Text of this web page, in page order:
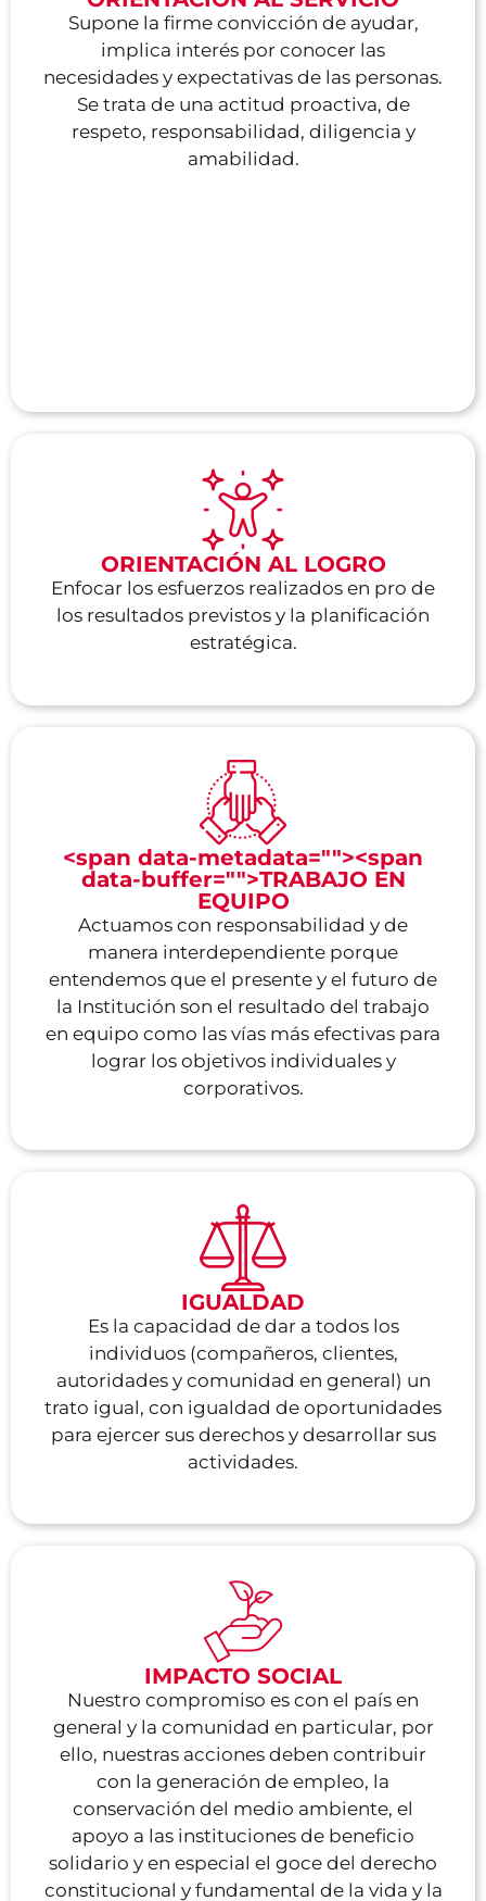
Supone la firme convicción de ayudar,
implica interés por conocer las
necesidades y expectativas de las personas.
Se trata de una actitud proactiva, de
respeto, responsabilidad, diligencia y
amabilidad.
ORIENTACIÓN AL LOGRO
Enfocar los esfuerzos realizados en pro de
los resultados previstos y la planificación
estratégica.
<span data-metadata=""><span
data-buffer="">TRABAJO EN
EQUIPO
Actuamos con responsabilidad y de
manera interdependiente porque
entendemos que el presente y el futuro de
la Institución son el resultado del trabajo
en equipo como las vías más efectivas para
lograr los objetivos individuales y
corporativos.
IGUALDAD
Es la capacidad de dar a todos los
individuos (compañeros, clientes,
autoridades y comunidad en general) un
trato igual, con igualdad de oportunidades
para ejercer sus derechos y desarrollar sus
actividades.
IMPACTO SOCIAL
Nuestro compromiso es con el país en
general y la comunidad en particular, por
ello, nuestras acciones deben contribuir
con la generación de empleo, la
conservación del medio ambiente, el
apoyo a las instituciones de beneficio
solidario y en especial el goce del derecho
constitucional y fundamental de la vida y la
INTEGRIDAD
Hacer
con
CONFIANZA
Es la
base
de
toda
RESPONSABILIDAD
Es el
grado
de
cumplimiento
y
compromiso
de
Es la
capacidad
que
tiene
cada
persona
para
por
los
logros,